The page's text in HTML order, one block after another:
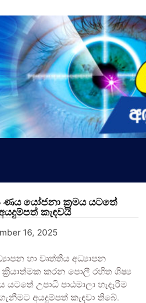
යෝජනා ක්‍රමය යටතේ
කැඳවයි
16, 2025
හා වෘත්තීය අධ්‍යාපන
ක්‍රියාත්මක කරන පොලී රහිත ශිෂ්‍ය
උපාධි පාඨමාලා හැදෑරීම
අයදුම්පත් කැඳවා තිබේ.